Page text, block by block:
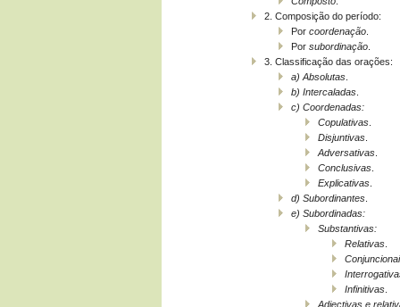
2. Composição do período:
Por coordenação
Por subordinação
3. Classificação das orações:
a) Absolutas
b) Intercaladas
c) Coordenadas:
Copulativas
Disjuntivas
Adversativas
Conclusivas
Explicativas
d) Subordinantes
e) Subordinadas:
Substantivas:
Relativas
Infinitivas
Adjectivas e